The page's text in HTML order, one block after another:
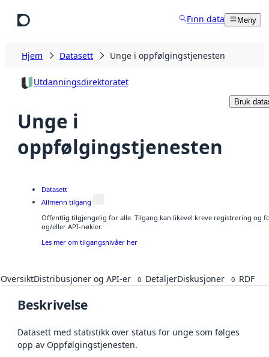
Finn data Meny
Hjem Datasett Unge i oppfølgingstjenesten
Utdanningsdirektoratet
Unge i
oppfølgingstjenesten
Bruk
Datasett
Allmenn tilgang
Offentlig tilgjengelig for alle. Tilgang kan likevel kreve registrering og
og/eller API-nøkler.
Les mer om tilgangsnivåer her
OversiktDistribusjoner og API-er 0 DetaljerDiskusjoner 0 RDF
Beskrivelse
Datasett med statistikk over status for unge som følges
opp av Oppfølgingstjenesten.